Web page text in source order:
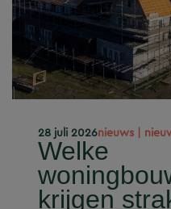
28 juli 2026nieuws |
Welke
krijgen